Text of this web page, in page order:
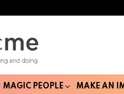
MAGIC PEOPLE MAKE AN